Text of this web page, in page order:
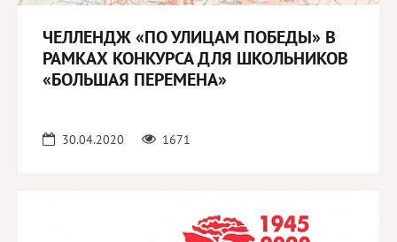
ЧЕЛЛЕНДЖ «ПО УЛИЦАМ ПОБЕДЫ» В
РАМКАХ КОНКУРСА ДЛЯ ШКОЛЬНИКОВ
«БОЛЬШАЯ ПЕРЕМЕНА»
30.04.2020 1671